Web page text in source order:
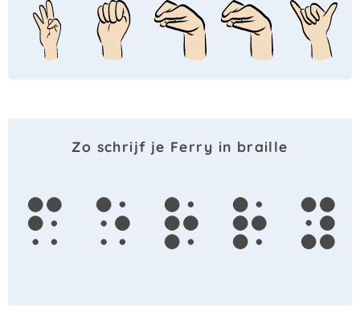
Zo schrijf je Ferry in braille
f e r r y